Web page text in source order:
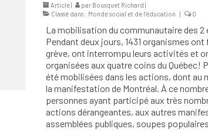
Article | par Bousquet Richard |
Classé dans : Monde social et de l’éducation | 0
La mobilisation du communautaire des
Pendant deux jours, 1431 organismes
grève, ont interrompu leurs activités et
organisées aux quatre coins du Québec!
été mobilisées dans les actions, dont au
la manifestation de Montréal. À ce
personnes ayant participé aux très
actions dérangeantes, aux autres
assemblées publiques, soupes